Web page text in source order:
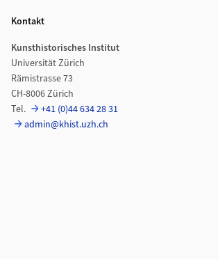
Kontakt
Kunsthistorisches Institut
Universität Zürich
Rämistrasse 73
CH-8006 Zürich
Tel.
+41 (0)44 634 28 31
admin@khist.uzh.ch